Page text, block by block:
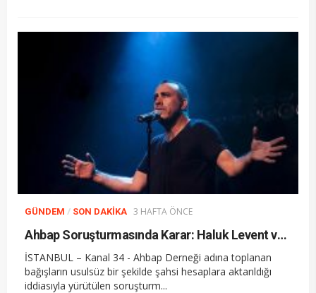
GÜNDEM / SON DAKIKA 3 HAFTA ÖNCE
Ahbap Soruşturmasında Karar: Haluk Levent ve 13 Şüpheli Tutuklandı
İSTANBUL – Kanal 34 - Ahbap Derneği adına toplanan
bağışların usulsüz bir şekilde şahsi hesaplara aktarıldığı
iddiasıyla yürütülen soruşturm...